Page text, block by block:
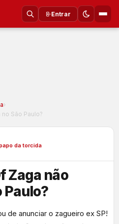
Entrar
›
São Paulo?
da torcida
Zaga não
Paulo?
de anunciar o zagueiro ex SP!